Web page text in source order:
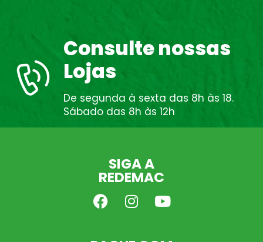
Consulte nossas
Lojas
De segunda à sexta das 8h às 18.
Sábado das 8h às 12h
SIGA A
REDEMAC